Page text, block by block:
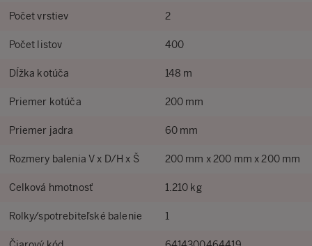
Počet vrstiev 2
Počet listov 400
Dĺžka kotúča 148 m
Priemer kotúča 200 mm
Priemer jadra 60 mm
Rozmery balenia V x D/H x Š 200 mm x 200 mm x 200 mm
Celková hmotnosť 1.210 kg
Rolky/spotrebiteľské balenie 1